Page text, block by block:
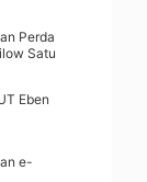
Perda
Satu
Eben
e-